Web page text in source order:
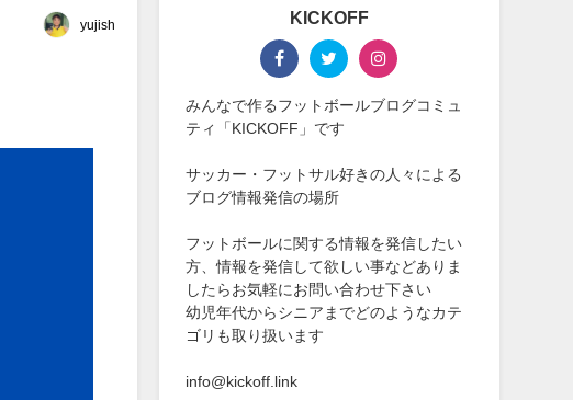
yujish KICKOFF
みんなで作るフットボールブログコミュ
ティ「KICKOFF」です
サッカー・フットサル好きの人々による
ブログ情報発信の場所
フットボールに関する情報を発信したい
方、情報を発信して欲しい事などありま
したらお気軽にお問い合わせ下さい
幼児年代からシニアまでどのようなカテ
ゴリも取り扱います
info@kickoff.link